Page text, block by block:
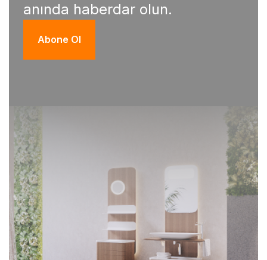
anında haberdar olun.
Abone Ol